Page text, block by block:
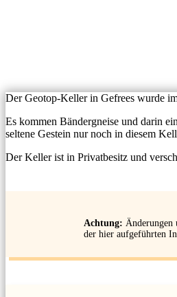
Der Geotop-Keller in Gefrees wurde
Es kommen Bändergneise und darin
seltene Gestein nur noch in diesem
Der Keller ist in Privatbesitz und
Achtung: Änderungen
der hier aufgeführten